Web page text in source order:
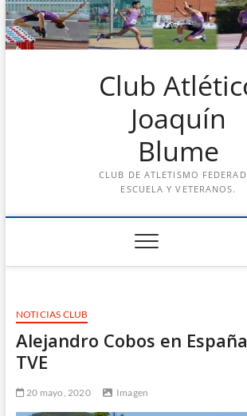
Saltar
al
contenido
Club
Joaquín
Blume
CLUB DE ATLETISMO
ESCUELA Y VETERANOS.
NOTICIAS CLUB
Alejandro Cobos en
TVE
20 mayo, 2020 Imagen